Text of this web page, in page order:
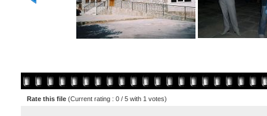
Rate this file (Current rating : 0 / 5 with 1 votes)